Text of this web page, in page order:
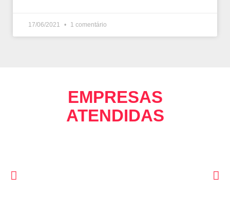
17/06/2021 1 comentário
EMPRESAS
ATENDIDAS